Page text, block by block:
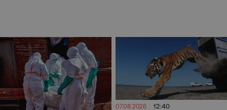
07.08.2026 12:40